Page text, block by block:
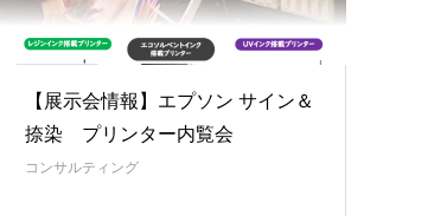
【展示会情報】エプソン サイン＆
捺染 プリンター内覧会
コンサルティング